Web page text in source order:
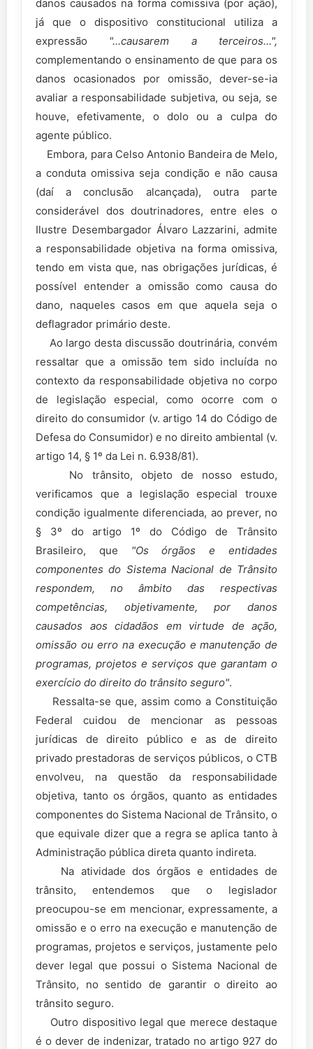
danos causados na forma comissiva (por ação),
já que o dispositivo constitucional utiliza a
expressão "...causarem a terceiros...",
complementando o ensinamento de que para os
danos ocasionados por omissão, dever-se-ia
avaliar a responsabilidade subjetiva, ou seja, se
houve, efetivamente, o dolo ou a culpa do
agente público.
Embora, para Celso Antonio Bandeira de Melo,
a conduta omissiva seja condição e não causa
(daí a conclusão alcançada), outra parte
considerável dos doutrinadores, entre eles o
Ilustre Desembargador Álvaro Lazzarini, admite
a responsabilidade objetiva na forma omissiva,
tendo em vista que, nas obrigações jurídicas, é
possível entender a omissão como causa do
dano, naqueles casos em que aquela seja o
deflagrador primário deste.
Ao largo desta discussão doutrinária, convém
ressaltar que a omissão tem sido incluída no
contexto da responsabilidade objetiva no corpo
de legislação especial, como ocorre com o
direito do consumidor (v. artigo 14 do Código de
Defesa do Consumidor) e no direito ambiental (v.
artigo 14, § 1º da Lei n. 6.938/81).
No trânsito, objeto de nosso estudo,
verificamos que a legislação especial trouxe
condição igualmente diferenciada, ao prever, no
§ 3º do artigo 1º do Código de Trânsito
Brasileiro, que "Os órgãos e entidades
componentes do Sistema Nacional de Trânsito
respondem, no âmbito das respectivas
competências, objetivamente, por danos
causados aos cidadãos em virtude de ação,
omissão ou erro na execução e manutenção de
programas, projetos e serviços que garantam o
exercício do direito do trânsito seguro".
Ressalta-se que, assim como a Constituição
Federal cuidou de mencionar as pessoas
jurídicas de direito público e as de direito
privado prestadoras de serviços públicos, o CTB
envolveu, na questão da responsabilidade
objetiva, tanto os órgãos, quanto as entidades
componentes do Sistema Nacional de Trânsito, o
que equivale dizer que a regra se aplica tanto à
Administração pública direta quanto indireta.
Na atividade dos órgãos e entidades de
trânsito, entendemos que o legislador
preocupou-se em mencionar, expressamente, a
omissão e o erro na execução e manutenção de
programas, projetos e serviços, justamente pelo
dever legal que possui o Sistema Nacional de
Trânsito, no sentido de garantir o direito ao
trânsito seguro.
Outro dispositivo legal que merece destaque
é o dever de indenizar, tratado no artigo 927 do